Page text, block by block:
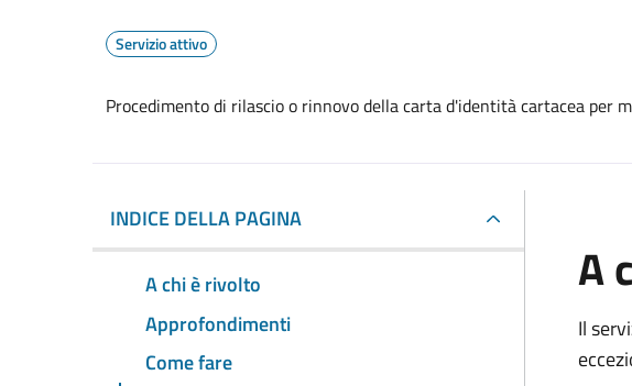
Servizio attivo
Procedimento di rilascio o rinnovo della carta d'identità cartacea per
INDICE DELLA PAGINA
A chi è rivolto
Approfondimenti
Come fare
A
Il